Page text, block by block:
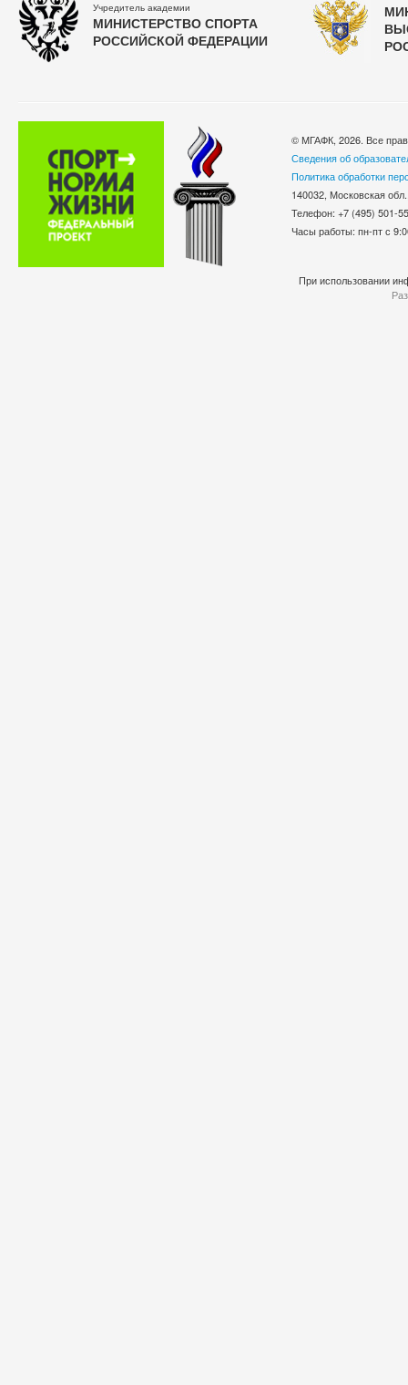
Учредитель академии
МИНИСТЕРСТВО СПОРТА
РОССИЙСКОЙ ФЕДЕРАЦИИ
© МГАФК, 2026. Все
Сведения об
Политика обработки
140032, Московская
Телефон: +7 (495)
Часы работы: пн-пт с
При использовании